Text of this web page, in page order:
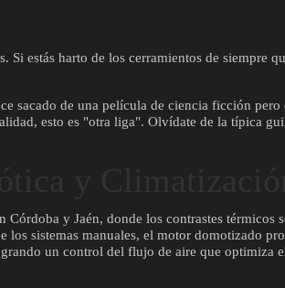
estás harto de los cerramientos de siempre
sacado de una película de ciencia ficción
esto es "otra liga". Olvídate de la típica
Córdoba y Jaén, donde los contrastes térmicos
sistemas manuales, el motor domotizado
un control del flujo de aire que optimiza